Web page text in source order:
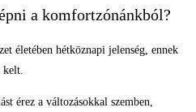
a komfortzónánkból?
életében hétköznapi jelenség, ennek
érez a változásokkal szemben,